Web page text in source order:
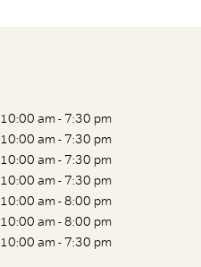
10:00 am - 7:30 pm
10:00 am - 7:30 pm
10:00 am - 7:30 pm
10:00 am - 7:30 pm
10:00 am - 8:00 pm
10:00 am - 8:00 pm
10:00 am - 7:30 pm